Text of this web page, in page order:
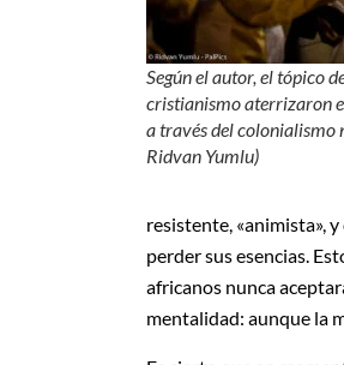
Según el autor, el tópico
cristianismo aterrizaron
a través del colonialismo
Ridvan Yumlu)
resistente, «animista»,
perder sus esencias.
africanos nunca
mentalidad: aunque la